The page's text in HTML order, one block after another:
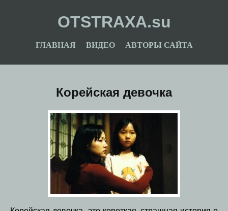
OTSTRAXA.su
ГЛАВНАЯ ВИДЕО АВТОРЫ САЙТА
Корейская девочка